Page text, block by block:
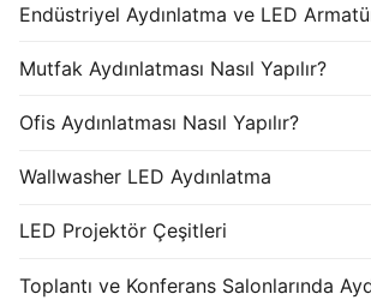
Endüstriyel Aydınlatma ve LED
Mutfak Aydınlatması Nasıl Yapılır?
Ofis Aydınlatması Nasıl Yapılır?
Wallwasher LED Aydınlatma
LED Projektör Çeşitleri
Toplantı ve Konferans Salonlarında